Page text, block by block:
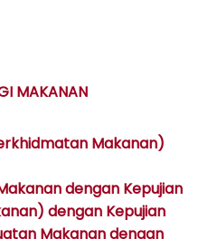
MAKANAN
Makanan)
dengan Kepujian
dengan Kepujian
Makanan dengan